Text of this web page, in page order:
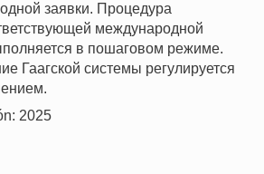
заявки. Процедура
международной
в пошаговом режиме.
Гаагской системы регулируется
2025